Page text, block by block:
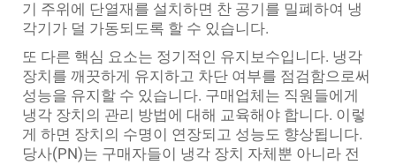
기 주위에 단열재를 설치하면 찬 공기를 밀폐하여 냉
각기가 덜 가동되도록 할 수 있습니다.
또 다른 핵심 요소는 정기적인 유지보수입니다. 냉각
장치를 깨끗하게 유지하고 차단 여부를 점검함으로써
성능을 유지할 수 있습니다. 구매업체는 직원들에게
냉각 장치의 관리 방법에 대해 교육해야 합니다. 이렇
게 하면 장치의 수명이 연장되고 성능도 향상됩니다.
당사(PN)는 구매자들이 냉각 장치 자체뿐 아니라 전